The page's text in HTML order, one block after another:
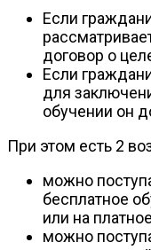
Если
договор о
Если
для
обучении он
При этом есть 2
можно
бесплатное
или на
можно